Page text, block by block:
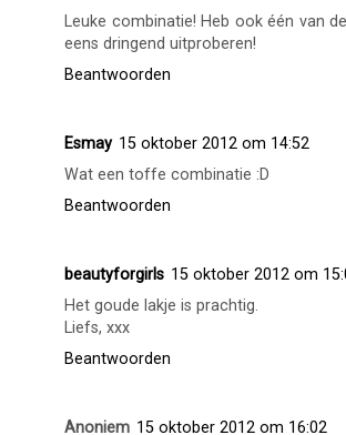
Mooi, Smokin' Hot ziet er echt
momenteel een vergelijkbaar kleurtje
Asphalt.
missbeautyetc
15 oktober 2012 om
Leuke combinatie! Heb ook één van
eens dringend uitproberen!
Esmay 15 oktober 2012 om 14:52
Wat een toffe combinatie :D